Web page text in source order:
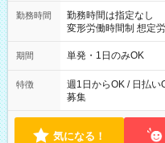
勤務時間
勤務時間は指定なし
変形労働時間制 想定労働時間160
～21：00
期間 単発・1日のみOK
特徴
週1日からOK / 日払い
募集
気になる！